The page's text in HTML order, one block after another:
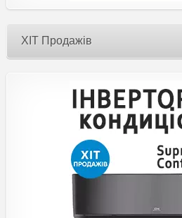
ХІТ Продажів